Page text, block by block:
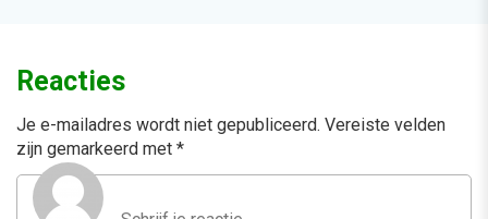
Reacties
Je e-mailadres wordt niet gepubliceerd. Vereiste velden
zijn gemarkeerd met *